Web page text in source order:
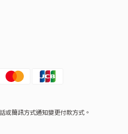
或簡訊方式通知變更付款方式。